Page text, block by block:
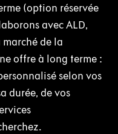
(option réservée
avec ALD,
de la
offre à long terme :
selon vos
durée, de vos